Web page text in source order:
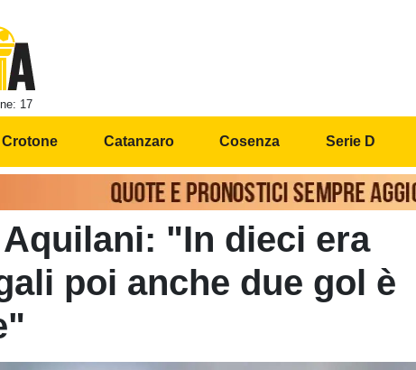
17
Crotone Catanzaro Cosenza Serie D
"In dieci era
poi anche due gol è